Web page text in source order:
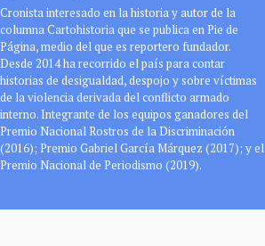
Cronista interesado en la historia y autor de la
columna Cartohistoria que se publica en Pie de
Página, medio del que es reportero fundador.
Desde 2014 ha recorrido el país para contar
historias de desigualdad, despojo y sobre víctimas
de la violencia derivada del conflicto armado
interno. Integrante de los equipos ganadores del
Premio Nacional Rostros de la Discriminación
(2016); Premio Gabriel García Márquez (2017); y el
Premio Nacional de Periodismo (2019).